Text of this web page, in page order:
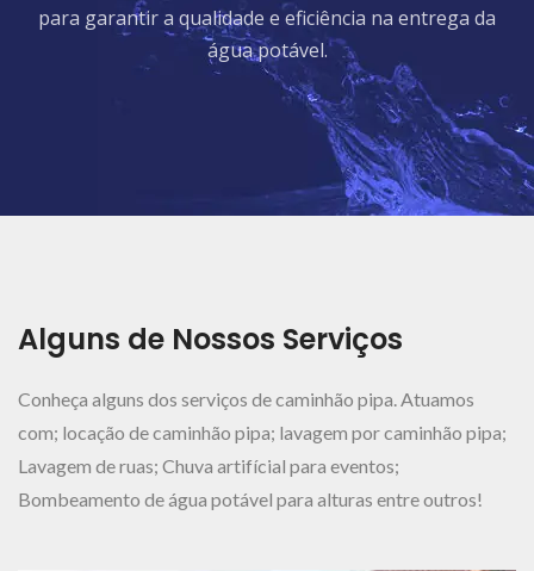
para garantir a qualidade e eficiência na entrega da
água potável.
Alguns de Nossos Serviços
Conheça alguns dos serviços de caminhão pipa. Atuamos
com; locação de caminhão pipa; lavagem por caminhão pipa;
Lavagem de ruas; Chuva artifícial para eventos;
Bombeamento de água potável para alturas entre outros!